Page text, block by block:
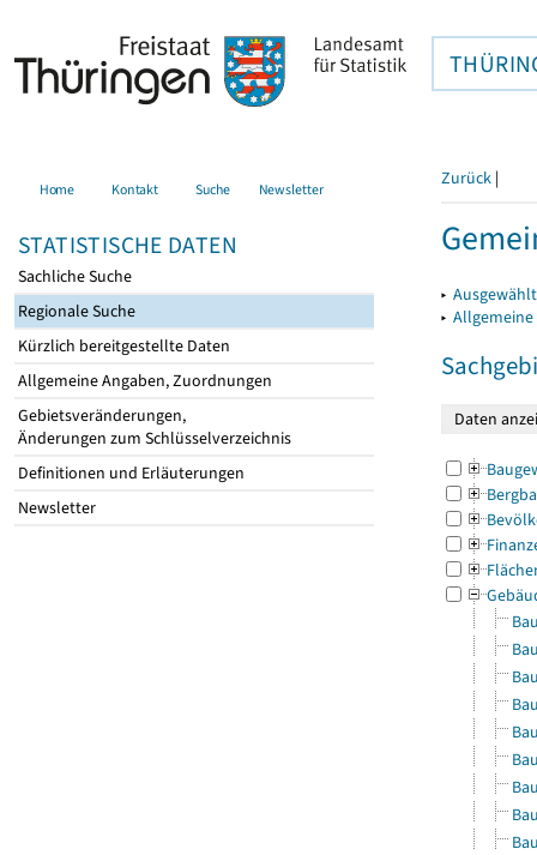
Home Kontakt Suche Newsletter
STATISTISCHE DATEN
Sachliche Suche
Regionale Suche
Kürzlich bereitgestellte Daten
Allgemeine Angaben, Zuordnungen
Gebietsveränderungen,
Änderungen zum Schlüsselverzeichnis
Definitionen und Erläuterungen
Newsletter
Zurück |
▸
▸